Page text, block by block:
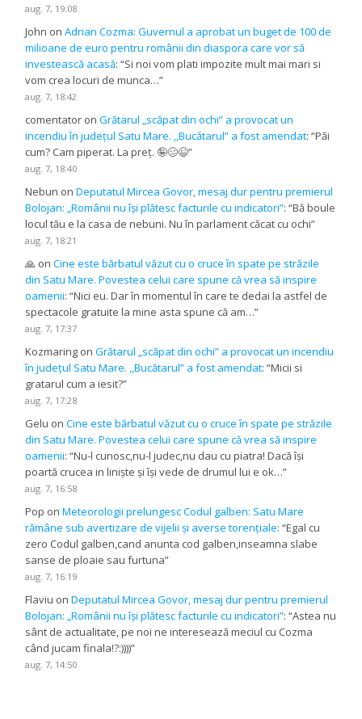
aug. 7, 19:08
John onAdrian Cozma: Guvernul a aprobat un buget de 100 de
milioane de euro pentru românii din diaspora care vor să
investească acasă: “Si noi vom plati impozite mult mai mari si
vom crea locuri de munca…”
aug. 7, 18:42
comentator onGrătarul „scăpat din ochi” a provocat un
incendiu în județul Satu Mare. ,,Bucătarul” a fost amendat: “Păi
cum? Cam piperat. La preț. 🤪🥴😉”
aug. 7, 18:40
Nebun onDeputatul Mircea Govor, mesaj dur pentru premierul
Bolojan: „Românii nu își plătesc facturile cu indicatori”: “Bă boule
locul tău e la casa de nebuni. Nu în parlament căcat cu ochi”
aug. 7, 18:21
🙏 onCine este bărbatul văzut cu o cruce în spate pe străzile
din Satu Mare. Povestea celui care spune că vrea să inspire
oamenii: “Nici eu. Dar în momentul în care te dedai la astfel de
spectacole gratuite la mine asta spune că am…”
aug. 7, 17:37
Kozmaring onGrătarul „scăpat din ochi” a provocat un incendiu
în județul Satu Mare. ,,Bucătarul” a fost amendat: “Micii si
gratarul cum a iesit?”
aug. 7, 17:28
Gelu onCine este bărbatul văzut cu o cruce în spate pe străzile
din Satu Mare. Povestea celui care spune că vrea să inspire
oamenii: “Nu-l cunosc,nu-l judec,nu dau cu piatra! Dacă își
poartă crucea in liniște și își vede de drumul lui e ok…”
aug. 7, 16:58
Pop onMeteorologii prelungesc Codul galben: Satu Mare
rămâne sub avertizare de vijelii și averse torențiale: “Egal cu
zero Codul galben,cand anunta cod galben,inseamna slabe
sanse de ploaie sau furtuna”
aug. 7, 16:19
Flaviu onDeputatul Mircea Govor, mesaj dur pentru premierul
Bolojan: „Românii nu își plătesc facturile cu indicatori”: “Astea nu
sânt de actualitate, pe noi ne interesează meciul cu Cozma
când jucam finala!?:))))”
aug. 7, 14:50